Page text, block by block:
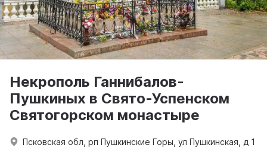
Некрополь Ганнибалов-
Пушкиных в Свято-Успенском
Святогорском монастыре
Псковская обл, рп Пушкинские Горы, ул Пушкинская, д 1